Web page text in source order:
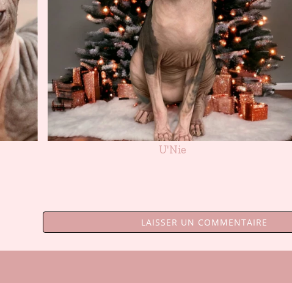
U'Nie
LAISSER UN COMMENTAIRE